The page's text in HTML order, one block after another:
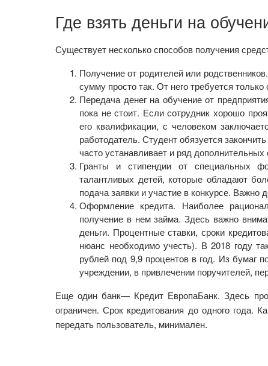
Где взять деньги на
Существует несколько способов получения
Получение от родителей или
сумму просто так. От него требуется
Передача денег на обучение от
пока не стоит. Если сотрудник хорошо
его квалификации, с человеком
работодатель. Студент обязуется
часто устанавливает и ряд
Гранты и стипендии от специальных
талантливых детей, которые обладают
подача заявки и участие в конкурсе. Важно
Оформление кредита. Наиболее
получение в нем займа. Здесь важно
деньги. Процентные ставки, сроки
нюанс необходимо учесть). В 2018 году
рублей под 9,9 процентов в год. Из бумаг
учреждении, в привлечении поручителей,
Еще один банк— Кредит ЕвропаБанк. Здесь
ограничен. Срок кредитования до одного года.
передать пользователь, минимален.